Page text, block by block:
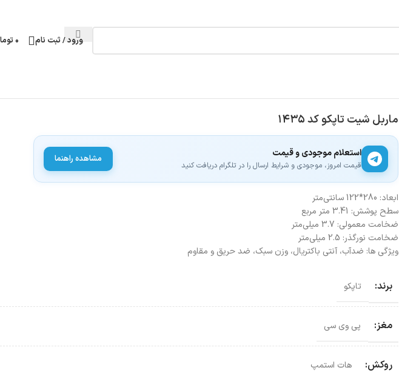
ورود / ثبت نام ۰
ماربل شیت تاپکو کد ۱۴۳۵
استعلام موجودی و قیمت
قیمت امروز، موجودی و شرایط ارسال را در تلگرام دریافت کنید
مشاهده راهنما
ابعاد: 280*122 سانتی‌متر
سطح پوشش: 3.41 متر مربع
ضخامت معمولی: 3.7 میلی‌متر
ضخامت نورگذر: 2.5 میلی‌متر
ویژگی ها: ضدآب، آنتی باکتریال، وزن سبک، ضد حریق و مقاوم
برند: تاپکو
مغز: پی وی سی
روکش: هات استمپ